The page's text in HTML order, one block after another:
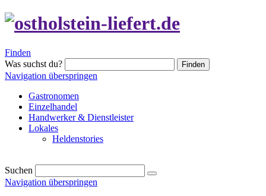
Finden
Was suchst du?
Finden
Navigation überspringen
Gastronomen
Einzelhandel
Handwerker & Dienstleister
Lokales
Heldenstories
Suchen
Navigation überspringen